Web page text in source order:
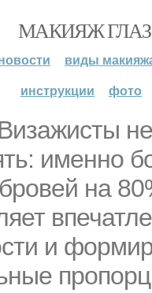
МАКИЯЖ ГЛАЗ
виды
инструкции
фото
именно
на
и